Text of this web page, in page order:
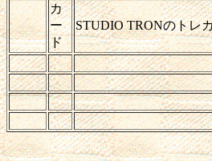
カ
ー
ド
STUDIO TRONのトレ